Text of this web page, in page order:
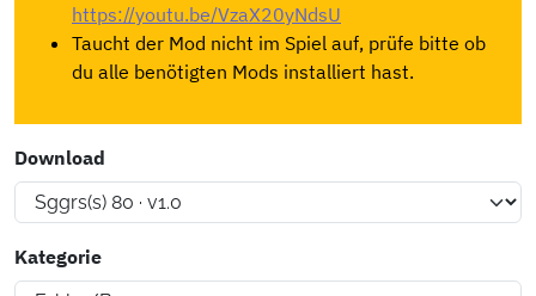
https://youtu.be/VzaX20yNdsU
Taucht der Mod nicht im Spiel auf, prüfe bitte ob
du alle benötigten Mods installiert hast.
Download
Kategorie